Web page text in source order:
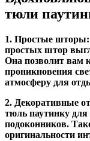
тюли
1. Простые шторы:
простых штор
Она позволит вам
проникновения
атмосферу для
2. Декоративные
тюль паутинку
подоконников.
оригинальности